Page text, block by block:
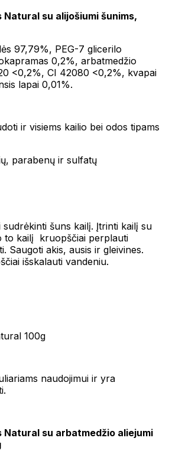
Natural su alijošiumi šunims,
97,79%, PEG-7 glicerilo
0,2%, arbatmedžio
<0,2%, CI 42080 <0,2%, kvapai
lapai 0,01%.
ir visiems kailio bei odos tipams
parabenų ir sulfatų
sudrėkinti šuns kailį. Įtrinti kailį su
to kailį kruopščiai perplauti
Saugoti akis, ausis ir gleivines.
išskalauti vandeniu.
100g
naudojimui ir yra
Natural su arbatmedžio aliejumi